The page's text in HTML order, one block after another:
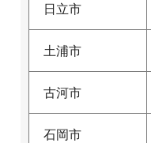
日立市
土浦市
古河市
石岡市